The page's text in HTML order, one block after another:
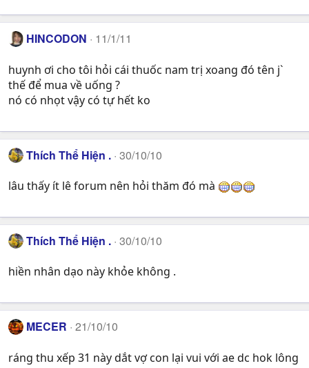
HINCODON 11/1/11
huynh ơi cho tôi hỏi cái thuốc nam trị xoang đó tên j`
thế để mua về uống ?
nó có nhọt vậy có tự hết ko
Thích Thể Hiện . 30/10/10
lâu thấy ít lê forum nên hỏi thăm đó mà
Thích Thể Hiện . 30/10/10
hiền nhân dạo này khỏe không .
MECER 21/10/10
ráng thu xếp 31 này dắt vợ con lại vui với ae dc hok lông